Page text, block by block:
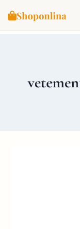
Shoponlina